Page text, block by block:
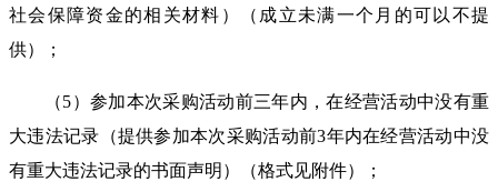
社会保障资金的相关材料）（成立未满一个月的可以不提
供）；
（5）参加本次采购活动前三年内，在经营活动中没有重
大违法记录（提供参加本次采购活动前3年内在经营活动中没
有重大违法记录的书面声明）（格式见附件） ；